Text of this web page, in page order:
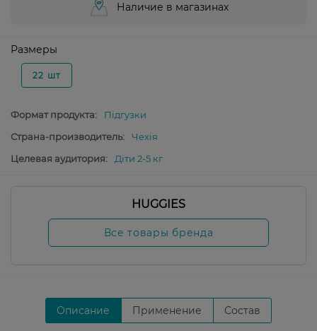
Наличие в магазинах
Размеры
22 шт
Формат продукта:
Підгузки
Страна-производитель:
Чехія
Целевая аудитория:
Діти 2-5 кг
HUGGIES
Все товары бренда
Описание Применение Состав